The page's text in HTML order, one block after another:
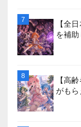
【全
を補助
【高
がも